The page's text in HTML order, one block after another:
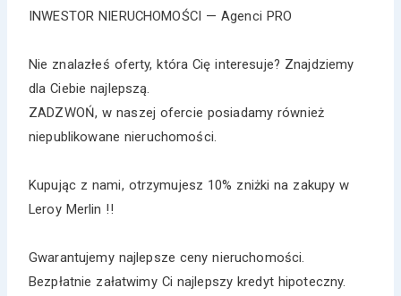
INWESTOR NIERUCHOMOŚCI — Agenci PRO
Nie znalazłeś oferty, która Cię interesuje? Znajdziemy
dla Ciebie najlepszą.
ZADZWOŃ, w naszej ofercie posiadamy również
niepublikowane nieruchomości.
Kupując z nami, otrzymujesz 10% zniżki na zakupy w
Leroy Merlin !!
Gwarantujemy najlepsze ceny nieruchomości.
Bezpłatnie załatwimy Ci najlepszy kredyt hipoteczny.